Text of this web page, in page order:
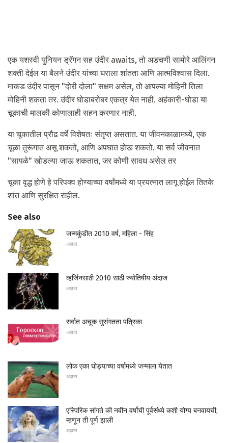
एक यशस्वी युनियन ड्रॅगन सह उंदीर awaits, तो अडचणी सामोरे आलिंगन
शक्ती देईल या बैलने उंदीर यांच्या घराला शांतता आणि आत्मविश्वास दिला.
माकड उंदीर पासून "दोरी दोला" सक्षम असेल, तो आपल्या मोहिनी तिला
मोहिनी शकता तर. उंदीर घोडाबरोबर एकत्र येत नाही. अहंकारी-घोडा या
चूकाची मालकी कोणालाही सहन करणार नाही.
या चूकातील प्रौढ वर्षे विशेषतः संतृप्त असतात. या जीवनकाळामध्ये, एक
चूळा तुरूंगात असू शकतो, आणि अपघात होऊ शकतो. या सर्व जीवनात
"सापळे" खोडल्या जाऊ शकतात, जर कोणी सावध असेल तर
चूका वृद्ध होणे हे परिपक्व होण्याच्या वर्षांमध्ये या प्रयत्नात लागू होईल तितके
शांत आणि सुरक्षित राहील.
See also
जन्मकुंडीत 2010 वर्ष, महिला - सिंह
अज्ञात
व्हर्जिनसाठी 2010 साठी ज्योतिषीय अंदाज
अज्ञात
सर्वात अचूक सुसंगतता पत्रिका
अज्ञात
लोक एका घोड्याच्या वर्षामध्ये जन्माला येतात
अज्ञात
एस्पिरिक सांगते की नवीन वर्षांची पूर्वसंध्ये कशी योग्य बनवायची,
म्हणून ती पूर्ण झाली
अज्ञात